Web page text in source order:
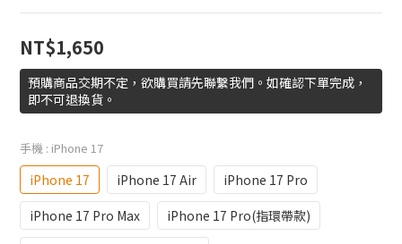
NT$1,650
預購商品交期不定，欲購買請先聯繫我們。如確認下單完成，
即不可退換貨。
手機 : iPhone 17
iPhone 17 iPhone 17 Air
iPhone 17 Pro
iPhone 17 Pro Max
iPhone 17 Pro(指環帶款)